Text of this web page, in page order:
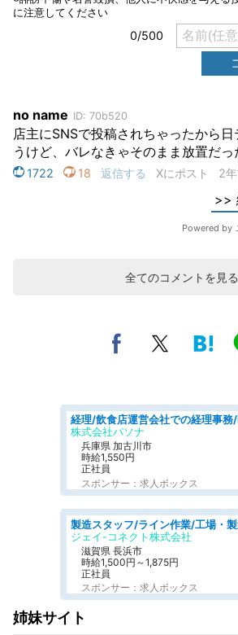
全てのコメントを見る
株式会社パソナ
兵庫県 加古川市
時給1,550円
正社員
スポンサー：求人ボックス
ジェイ-コネクト株式会社
滋賀県 長浜市
時給1,500円～1,875円
正社員
スポンサー：求人ボックス
姉妹サイト